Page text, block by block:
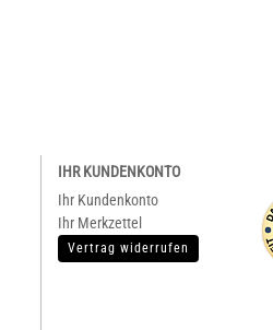
IHR KUNDENKONTO
Ihr Kundenkonto
Ihr Merkzettel
Vertrag widerrufen